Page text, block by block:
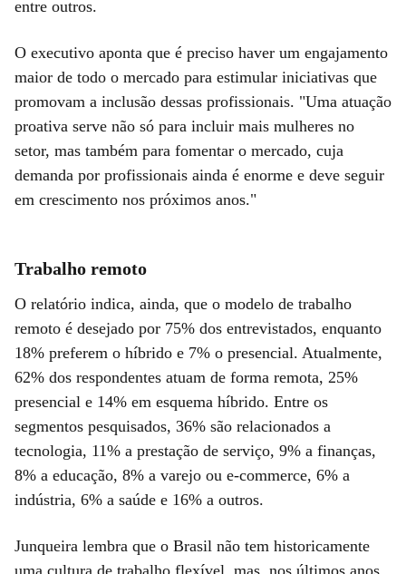
entre outros.
O executivo aponta que é preciso haver um engajamento
maior de todo o mercado para estimular iniciativas que
promovam a inclusão dessas profissionais. "Uma atuação
proativa serve não só para incluir mais mulheres no
setor, mas também para fomentar o mercado, cuja
demanda por profissionais ainda é enorme e deve seguir
em crescimento nos próximos anos."
Trabalho remoto
O relatório indica, ainda, que o modelo de trabalho
remoto é desejado por 75% dos entrevistados, enquanto
18% preferem o híbrido e 7% o presencial. Atualmente,
62% dos respondentes atuam de forma remota, 25%
presencial e 14% em esquema híbrido. Entre os
segmentos pesquisados, 36% são relacionados a
tecnologia, 11% a prestação de serviço, 9% a finanças,
8% a educação, 8% a varejo ou e-commerce, 6% a
indústria, 6% a saúde e 16% a outros.
Junqueira lembra que o Brasil não tem historicamente
uma cultura de trabalho flexível, mas, nos últimos anos,